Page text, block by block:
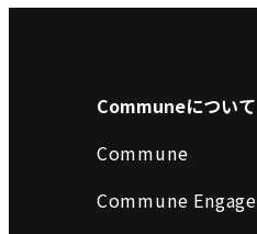
Communeについて
Commune
Commune Engage